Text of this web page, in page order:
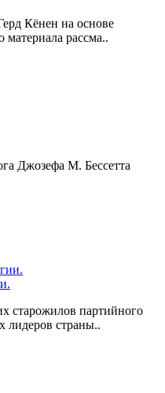
Кёнен на основе
материала рассма..
Джозефа М. Бессетта
старожилов партийного
лидеров страны..